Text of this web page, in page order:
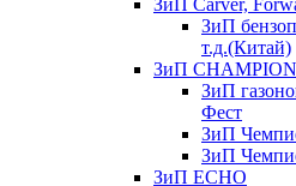
ЗиП Carver,
ЗиП
т.д.(Китай)
ЗиП CHAMPION
ЗиП
Фест
ЗиП
ЗиП
ЗиП ECHO